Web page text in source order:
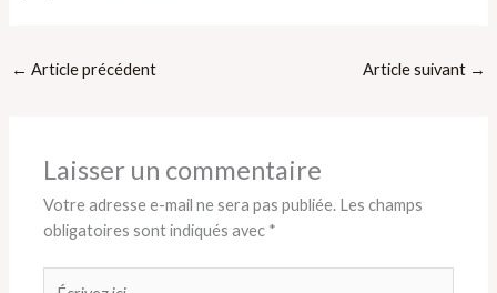
← Article précédent Article suivant →
Laisser un commentaire
Votre adresse e-mail ne sera pas publiée. Les champs
obligatoires sont indiqués avec *